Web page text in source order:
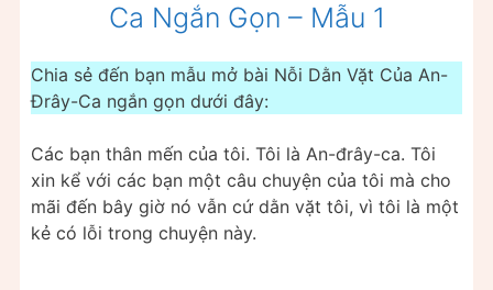
Ca Ngắn Gọn – Mẫu 1
Chia sẻ đến bạn mẫu mở bài Nỗi Dằn Vặt Của An-
Đrây-Ca ngắn gọn dưới đây:
Các bạn thân mến của tôi. Tôi là An-đrây-ca. Tôi
xin kể với các bạn một câu chuyện của tôi mà cho
mãi đến bây giờ nó vẫn cứ dằn vặt tôi, vì tôi là một
kẻ có lỗi trong chuyện này.